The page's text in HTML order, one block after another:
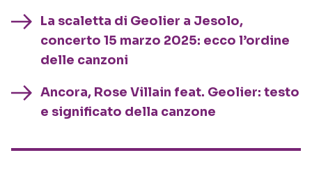
La scaletta di Geolier a Jesolo,
concerto 15 marzo 2025: ecco l’ordine
delle canzoni
Ancora, Rose Villain feat. Geolier: testo
e significato della canzone